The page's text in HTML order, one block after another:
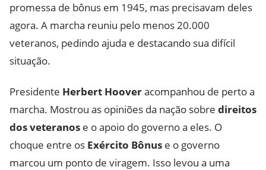
promessa de bônus em 1945, mas precisavam deles
agora. A marcha reuniu pelo menos 20.000
veteranos, pedindo ajuda e destacando sua difícil
situação.
Presidente Herbert Hooveracompanhou de perto a
marcha. Mostrou as opiniões da nação sobre direitos
dos veteranos e o apoio do governo a eles. O
choque entre os Exército Bônus e o governo
marcou um ponto de viragem. Isso levou a uma